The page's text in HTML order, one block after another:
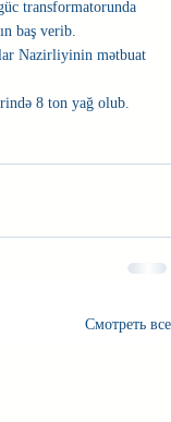
transformatorunda
baş verib.
Nazirliyinin mətbuat
8 ton yağ olub.
Смотреть все